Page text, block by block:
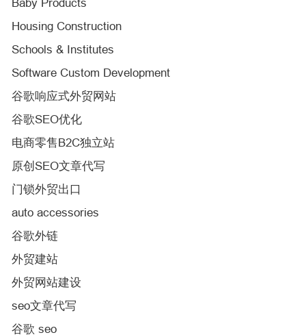
Baby Products
Housing Construction
Schools & Institutes
Software Custom Development
谷歌响应式外贸网站
谷歌SEO优化
电商零售B2C独立站
原创SEO文章代写
门锁外贸出口
auto accessories
谷歌外链
外贸建站
外贸网站建设
seo文章代写
谷歌 seo